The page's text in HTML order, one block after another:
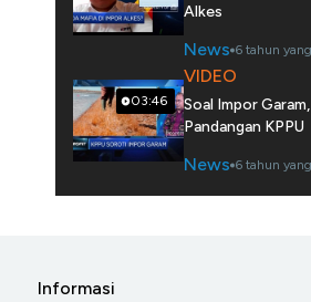
Alkes
News 6 tahun
03:46
VIDEO
Soal Impor
Pandangan KPPU
News 6 tahun
Informasi